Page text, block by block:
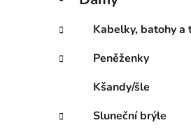
p
a
e
e
o
i
Kabelky, batohy a
Peněženky
Kšandy/šle
Sluneční brýle